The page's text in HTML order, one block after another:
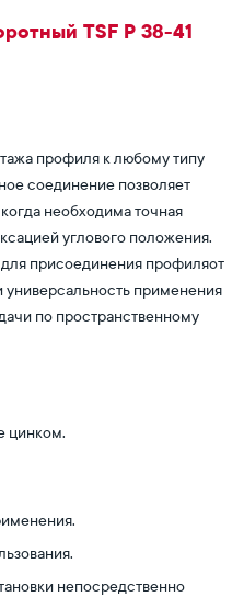
TSF P 38-41
профиля к любому типу
соединение позволяет
необходима точная
углового положения.
присоединения профиляот
универсальность применения
по пространственному
цинком.
непосредственно